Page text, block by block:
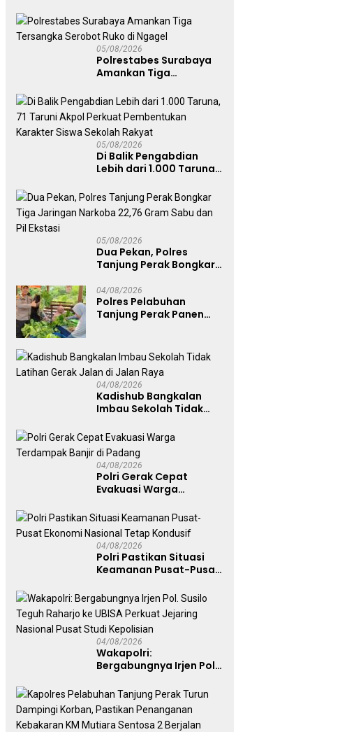
Bangkalan
05/08/2026
Polrestabes Surabaya
Amankan Tiga
Ruko di Ngagel
05/08/2026
Di Balik Pengabdian
Lebih dari 1.000 Taruna,
Pembentukan Karakter
Siswa Sekolah Rakyat
05/08/2026
Dua Pekan, Polres
Tanjung Perak Bongkar
22,76 Gram Sabu dan Pil
Ekstasi
04/08/2026
Polres Pelabuhan
Tanjung Perak Panen
Ketahanan Pangan
Nasional
04/08/2026
Kadishub Bangkalan
Imbau Sekolah Tidak
Jalan Raya
04/08/2026
Polri Gerak Cepat
Evakuasi Warga
Padang
04/08/2026
Polri Pastikan Situasi
Keamanan Pusat-Pusat
Kondusif
04/08/2026
Wakapolri:
Bergabungnya Irjen Pol.
UBISA Perkuat Jejaring
Nasional Pusat Studi
Kepolisian